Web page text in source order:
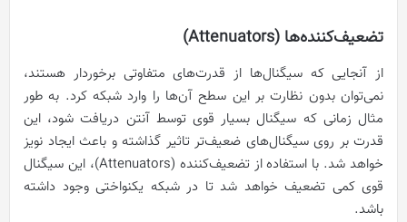
تضعیف‌کننده‌ها (Attenuators)
از آنجایی که سیگنال‌ها از قدرت‌های متفاوتی برخوردار هستند،
نمی‌توان بدون نظارت بر این سطح آن‌ها را وارد شبکه کرد. به طور
مثال زمانی که سیگنال بسیار قوی توسط آنتن دریافت شود، این
قدرت بر روی سیگنال‌های ضعیف‌تر تاثیر گذاشته و باعث ایجاد نویز
خواهد شد. با استفاده از تضعیف‌کننده (Attenuators)، این سیگنال
قوی کمی تضعیف خواهد شد تا در شبکه یکنواختی وجود داشته
باشد.